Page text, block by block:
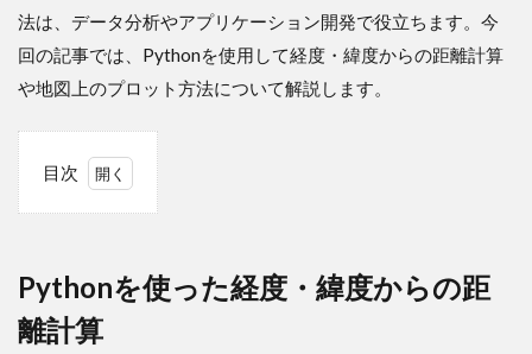
法は、データ分析やアプリケーション開発で役立ちます。今
回の記事では、Pythonを使用して経度・緯度からの距離計算
や地図上のプロット方法について解説します。
目次
た経
度・緯
度から
の距離
Pythonを使った経度・緯度からの距
離計算